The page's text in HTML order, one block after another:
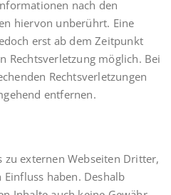
nach den
hiervon unberührt. Eine
erst ab dem Zeitpunkt
Rechtsverletzung möglich. Bei
Rechtsverletzungen
entfernen.
zu externen Webseiten Dritter,
haben. Deshalb